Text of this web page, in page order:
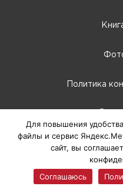
Политика
г.
© 2025 ТЦ Европа, г.
Для повышения
файлы и сервис
сайт, вы
Соглашаюсь